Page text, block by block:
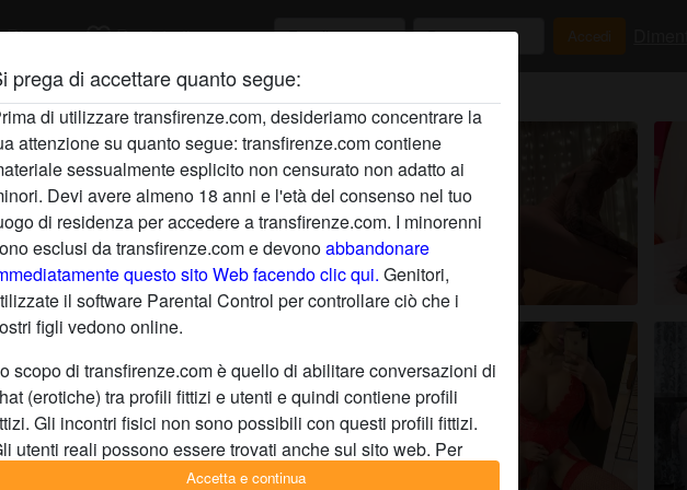
prega di accettare quanto segue:
di utilizzare transfirenze.com, desideriamo concentrare la
attenzione su quanto segue: transfirenze.com contiene
sessualmente esplicito non censurato non adatto ai
Devi avere almeno 18 anni e l'età del consenso nel tuo
di residenza per accedere a transfirenze.com. I minorenni
esclusi da transfirenze.com e devonoabbandonare
questo sito Web facendo clic qui. Genitori,
il software Parental Control per controllare ciò che i
figli vedono online.
scopo di transfirenze.com è quello di abilitare conversazioni di
(erotiche) tra profili fittizi e utenti e quindi contiene profili
Gli incontri fisici non sono possibili con questi profili fittizi.
utenti reali possono essere trovati anche sul sito web. Per
differenziare questi utenti, visita leFAQ.
Accetta e continua
Ricerca favorite_borderRegistrati